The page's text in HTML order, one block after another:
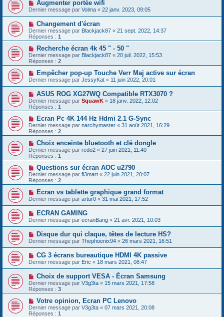
Augmenter portée wifi
Dernier message par Volma « 22 janv. 2023, 09:05
Changement d'écran
Dernier message par Blackjack87 « 21 sept. 2022, 14:37
Réponses : 1
Recherche écran 4k 45 " - 50 "
Dernier message par Blackjack87 « 20 juil. 2022, 15:53
Réponses : 2
Empêcher pop-up Touche Verr Maj active sur écran
Dernier message par JessyKat « 11 juin 2022, 20:01
ASUS ROG XG27WQ Compatible RTX3070 ?
Dernier message par SquawK « 18 janv. 2022, 12:02
Réponses : 1
Ecran Pc 4K 144 Hz Hdmi 2.1 G-Sync
Dernier message par narchymaster « 31 août 2021, 16:29
Réponses : 2
Choix enceinte bluetooth et clé dongle
Dernier message par redo2 « 27 juin 2021, 11:40
Réponses : 1
Questions sur écran AOC u2790
Dernier message par fl3mart « 22 juin 2021, 20:07
Réponses : 2
Ecran vs tablette graphique grand format
Dernier message par artur0 « 31 mai 2021, 17:52
ECRAN GAMING
Dernier message par ecranBang « 21 avr. 2021, 10:03
Disque dur qui claque, têtes de lecture HS?
Dernier message par Thephoenix94 « 26 mars 2021, 16:51
CG 3 écrans bureautique HDMI 4K passive
Dernier message par Eric « 18 mars 2021, 08:47
Choix de support VESA - Écran Samsung
Dernier message par V3g3ta « 15 mars 2021, 17:58
Réponses : 3
Votre opinion, Ecran PC Lenovo
Dernier message par V3g3ta « 07 mars 2021, 20:08
Réponses : 1